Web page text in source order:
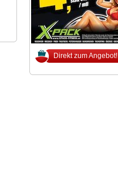
Direkt zum Angebot!